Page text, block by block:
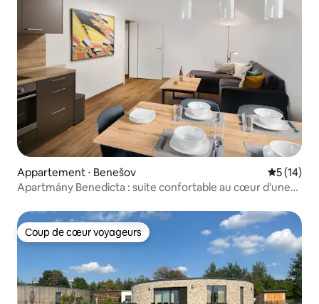
Appartement ⋅ Benešov
5 (14)
Apartmány Benedicta : suite confortable au cœur d'une
Coup de cœur voyageurs
Coup de cœur voyageurs